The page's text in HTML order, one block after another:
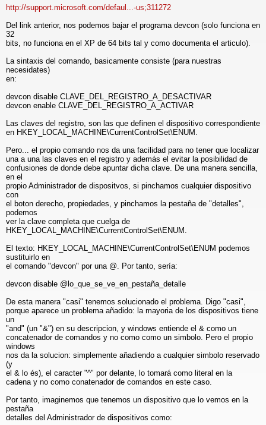
http://support.microsoft.com/defaul...-us;311272
Del link anterior, nos podemos bajar el programa devcon (solo funciona en
32
bits, no funciona en el XP de 64 bits tal y como documenta el articulo).
La sintaxis del comando, basicamente consiste (para nuestras
necesidates)
en:
devcon disable CLAVE_DEL_REGISTRO_A_DESACTIVAR
devcon enable CLAVE_DEL_REGISTRO_A_ACTIVAR
Las claves del registro, son las que definen el dispositivo correspondiente
en HKEY_LOCAL_MACHINE\CurrentControlSet\ENUM.
Pero... el propio comando nos da una facilidad para no tener que localizar
una a una las claves en el registro y además el evitar la posibilidad de
confusiones de donde debe apuntar dicha clave. De una manera sencilla,
en el
propio Administrador de dispositvos, si pinchamos cualquier dispositivo
con
el boton derecho, propiedades, y pinchamos la pestaña de "detalles",
podemos
ver la clave completa que cuelga de
HKEY_LOCAL_MACHINE\CurrentControlSet\ENUM.
El texto: HKEY_LOCAL_MACHINE\CurrentControlSet\ENUM podemos
sustituirlo en
el comando "devcon" por una @. Por tanto, sería:
devcon disable @lo_que_se_ve_en_pestaña_detalle
De esta manera "casi" tenemos solucionado el problema. Digo "casi",
porque aparece un problema añadido: la mayoria de los dispositivos tiene
un
"and" (un "&") en su descripcion, y windows entiende el & como un
concatenador de comandos y no como como un simbolo. Pero el propio
windows
nos da la solucion: simplemente añadiendo a cualquier simbolo reservado
(y
el & lo és), el caracter "^" por delante, lo tomará como literal en la
cadena y no como conatenador de comandos en este caso.
Por tanto, imaginemos que tenemos un dispositivo que lo vemos en la
pestaña
detalles del Administrador de dispositivos como: